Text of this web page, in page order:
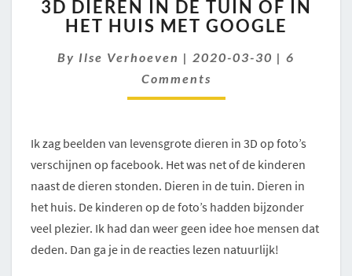
DIEREN
IN
TUIN
OF
IN
MET
GOOGLE
3D DIEREN IN DE TUIN OF IN
HET HUIS MET GOOGLE
By Ilse Verhoeven | 2020-03-30 | 6
Comments
Ik zag beelden van levensgrote dieren in 3D op foto’s
verschijnen op facebook. Het was net of de kinderen
naast de dieren stonden. Dieren in de tuin. Dieren in
het huis. De kinderen op de foto’s hadden bijzonder
veel plezier. Ik had dan weer geen idee hoe mensen dat
deden. Dan ga je in de reacties lezen natuurlijk!